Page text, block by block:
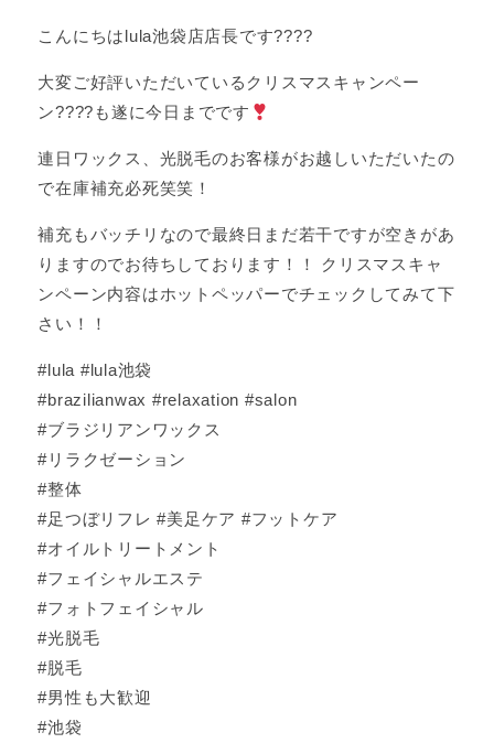
こんにちはlula池袋店店長です????
大変ご好評いただいているクリスマスキャンペー
ン????も遂に今日までです
連日ワックス、光脱毛のお客様がお越しいただいたの
で在庫補充必死笑笑！
補充もバッチリなので最終日まだ若干ですが空きがあ
りますのでお待ちしております！！ クリスマスキャ
ンペーン内容はホットペッパーでチェックしてみて下
さい！！
#lula #lula池袋
#brazilianwax #relaxation #salon
#ブラジリアンワックス
#リラクゼーション
#整体
#足つぼリフレ #美足ケア #フットケア
#オイルトリートメント
#フェイシャルエステ
#フォトフェイシャル
#光脱毛
#脱毛
#男性も大歓迎
#池袋